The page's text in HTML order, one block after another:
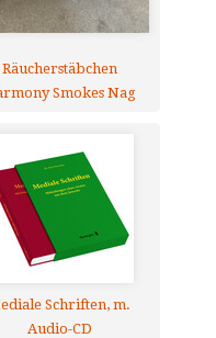
Räucherstäbchen
Smokes Nag
Schriften, m.
Audio-CD